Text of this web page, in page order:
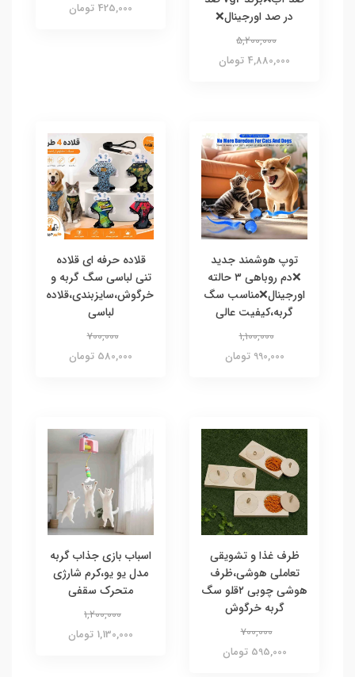
در صد اورجینال❌
5,200,000
4,880,000 تومان
425,000 تومان
توپ هوشمند جدید
❌دم روباهی ۳ حالته
اورجینال❌مناسب سگ
گربه،کیفیت عالی
1,100,000
990,000 تومان
قلاده حرفه ای قلاده
تنی لباسی سگ گربه و
خرگوش،سایزبندی،قلاده
لباسی
700,000
580,000 تومان
ظرف غذا و تشویقی
تعاملی هوشی،ظرف
هوشی چوبی ۲قلو سگ
گربه خرگوش
700,000
595,000 تومان
اسباب بازی جذاب گربه
مدل یو یو،کرم شارژی
متحرک سقفی
1,200,000
1,130,000 تومان